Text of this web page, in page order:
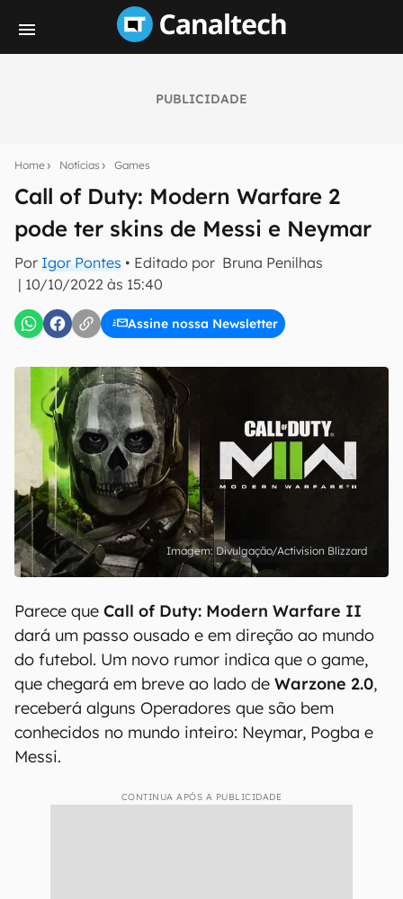
PUBLICIDADE
Home Notícias Games
Call of Duty: Modern Warfare 2
pode ter skins de Messi e Neymar
Por Igor Pontes • Editado por Bruna Penilhas
| 10/10/2022 às 15:40
Assine nossa Newsletter
notícias e reviews sobre tecnologia em primeira
mão.
E-mail
Uso e Política de Privacidade do Canaltech.
Divulgação/Activision Blizzard
Parece que Call of Duty: Modern Warfare II
dará um passo ousado e em direção ao mundo
do futebol. Um novo rumor indica que o game,
que chegará em breve ao lado de Warzone 2.0,
receberá alguns Operadores que são bem
conhecidos no mundo inteiro: Neymar, Pogba e
Messi.
CONTINUA APÓS A PUBLICIDADE